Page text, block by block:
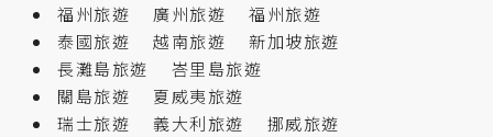
福州旅遊
廣州旅遊
福州旅遊
泰國旅遊
越南旅遊
新加坡旅遊
長灘島旅遊
峇里島旅遊
關島旅遊
夏威夷旅遊
瑞士旅遊
義大利旅遊
挪威旅遊